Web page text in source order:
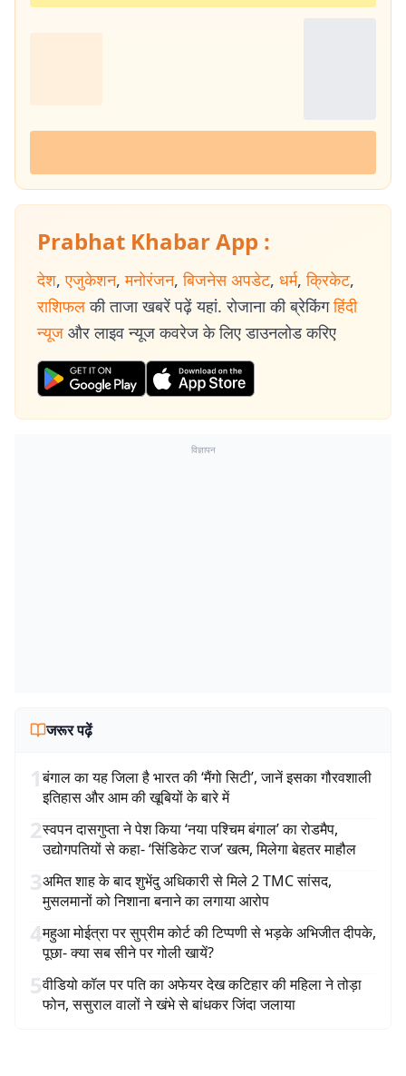
Prabhat Khabar App :
देश, एजुकेशन, मनोरंजन, बिजनेस अपडेट, धर्म, क्रिकेट,
राशिफल की ताजा खबरें पढ़ें यहां. रोजाना की ब्रेकिंग हिंदी
न्यूज और लाइव न्यूज कवरेज के लिए डाउनलोड करिए
विज्ञापन
जरूर पढ़ें
1बंगाल का यह जिला है भारत की ‘मैंगो सिटी’, जानें इसका गौरवशाली
इतिहास और आम की खूबियों के बारे में
2स्वपन दासगुप्ता ने पेश किया ‘नया पश्चिम बंगाल’ का रोडमैप,
उद्योगपतियों से कहा- ‘सिंडिकेट राज’ खत्म, मिलेगा बेहतर माहौल
3अमित शाह के बाद शुभेंदु अधिकारी से मिले 2 TMC सांसद,
मुसलमानों को निशाना बनाने का लगाया आरोप
4महुआ मोईत्रा पर सुप्रीम कोर्ट की टिप्पणी से भड़के अभिजीत दीपके,
पूछा- क्या सब सीने पर गोली खायें?
5वीडियो कॉल पर पति का अफेयर देख कटिहार की महिला ने तोड़ा
फोन, ससुराल वालों ने खंभे से बांधकर जिंदा जलाया